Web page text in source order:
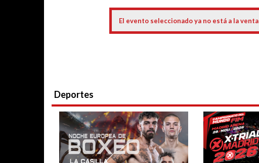
El evento seleccionado ya no está a la venta
Deportes